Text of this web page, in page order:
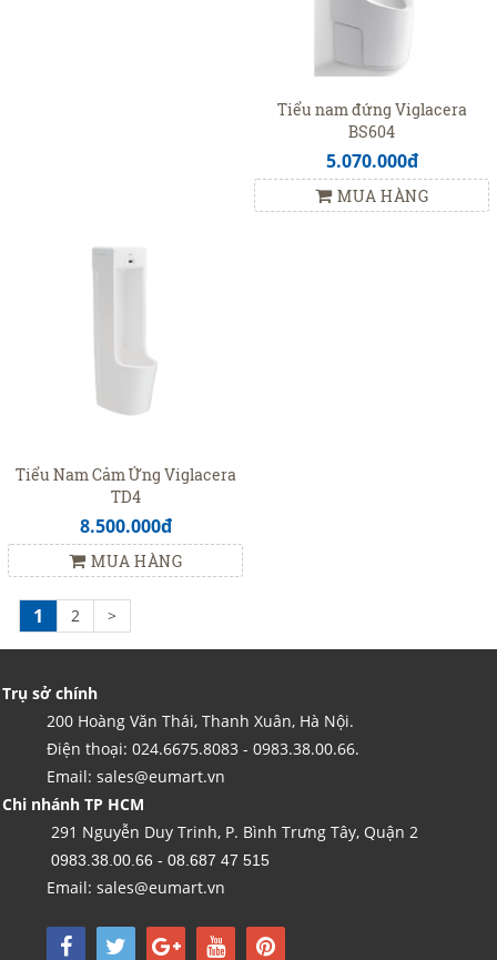
Tiểu nam đứng Viglacera
BS604
5.070.000đ
MUA HÀNG
Tiểu Nam Cảm Ứng Viglacera
TD4
8.500.000đ
MUA HÀNG
1 2 >
Trụ sở chính
200 Hoàng Văn Thái, Thanh Xuân, Hà Nội.
Điện thoại: 024.6675.8083 - 0983.38.00.66.
Email: sales@eumart.vn
Chi nhánh TP HCM
291 Nguyễn Duy Trinh, P. Bình Trưng Tây, Quận 2
0983.38.00.66 - 08.687 47 515
Email: sales@eumart.vn